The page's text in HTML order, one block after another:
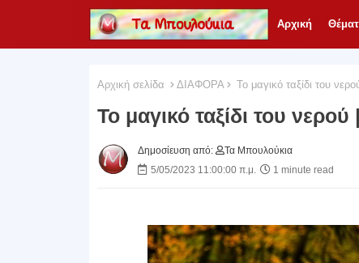
Αρχική
Αρχική σελίδα ΔΙΑΦΟΡΑ To μαγικό ταξίδι του
To μαγικό ταξίδι του
Δημοσίευση από:
Τα Μπουλούκια
5/05/2023 11:00:00 π.μ.
1 minute read